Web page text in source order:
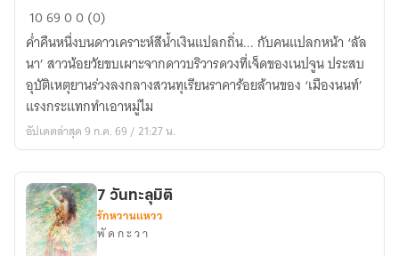
ใคร
ก็ได้
ช่วย
เอา
ยัย
เอ
เลี่ยน
รัก
ไป
ไกลๆ
หน่อย
106900 (0)
ค่ำคืนหนึ่งบนดาวเคราะห์สีน้ำเงินแปลกถิ่น... กับคนแปลกหน้า ‘ลัล
นา’ สาวน้อยวัยขบเผาะจากดาวบริวารดวงที่เจ็ดของเนปจูน ประสบ
อุบัติเหตุยานร่วงลงกลางสวนทุเรียนราคาร้อยล้านของ ‘เมืองนนท์’
แรงกระแทกทำเอาหมู่ไม
อัปเดตล่าสุด 9 ก.ค. 69 / 21:27 น.
7 วันทะลุมิติ
รักหวานแหวว
พั ด ก ะ ว า